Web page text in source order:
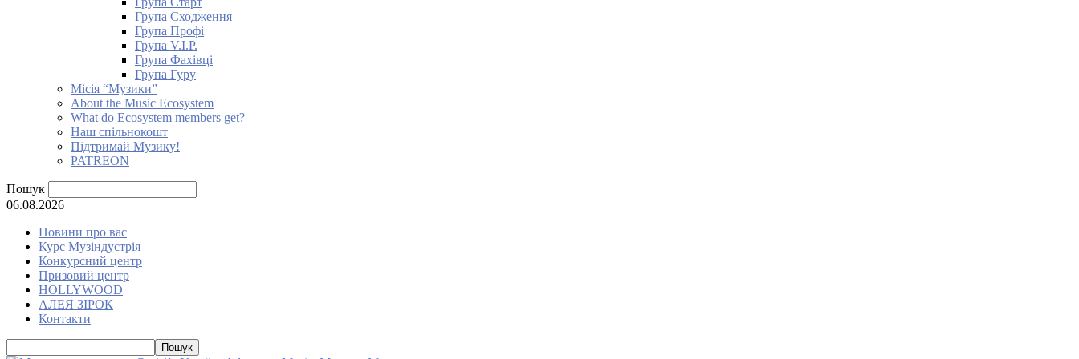
Група Сходження
Група Профі
Група V.I.P.
Група Фахівці
Група Гуру
Місія “Музики”
About the Music Ecosystem
What do Ecosystem members get?
Наш спільнокошт
Підтримай Музику!
PATREON
Пошук
06.08.2026
Новини про вас
Курс Музіндустрія
Конкурсний центр
Призовий центр
HOLLYWOOD
АЛЕЯ ЗІРОК
Контакти